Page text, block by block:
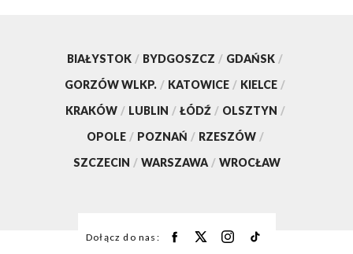
BIAŁYSTOK / BYDGOSZCZ / GDAŃSK /
GORZÓW WLKP. / KATOWICE / KIELCE /
KRAKÓW / LUBLIN / ŁÓDŹ / OLSZTYN /
OPOLE / POZNAŃ / RZESZÓW /
SZCZECIN / WARSZAWA / WROCŁAW
Dołącz do nas: